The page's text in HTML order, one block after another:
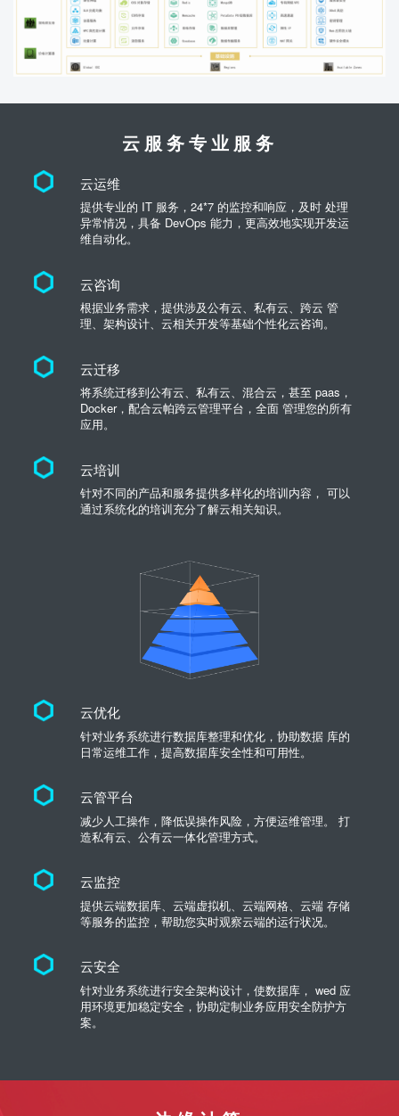
云服务专业服务
云运维
提供专业的 IT 服务，24*7 的监控和响应，及时 处理
异常情况，具备 DevOps 能力，更高效地实现开发运
维自动化。
云咨询
根据业务需求，提供涉及公有云、私有云、跨云 管
理、架构设计、云相关开发等基础个性化云咨询。
云迁移
将系统迁移到公有云、私有云、混合云，甚至 paas，
Docker，配合云帕跨云管理平台，全面 管理您的所有
应用。
云培训
针对不同的产品和服务提供多样化的培训内容， 可以
通过系统化的培训充分了解云相关知识。
云优化
针对业务系统进行数据库整理和优化，协助数据 库的
日常运维工作，提高数据库安全性和可用性。
云管平台
减少人工操作，降低误操作风险，方便运维管理。 打
造私有云、公有云一体化管理方式。
云监控
提供云端数据库、云端虚拟机、云端网格、云端 存储
等服务的监控，帮助您实时观察云端的运行状况。
云安全
针对业务系统进行安全架构设计，使数据库， wed 应
用环境更加稳定安全，协助定制业务应用安全防护方
案。